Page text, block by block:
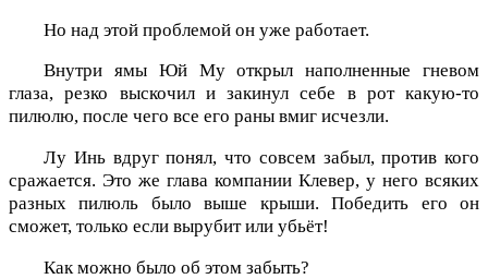
Но над этой проблемой он уже работает.
Внутри ямы Юй Му открыл наполненные гневом
глаза, резко выскочил и закинул себе в рот какую-то
пилюлю, после чего все его раны вмиг исчезли.
Лу Инь вдруг понял, что совсем забыл, против кого
сражается. Это же глава компании Клевер, у него всяких
разных пилюль было выше крыши. Победить его он
сможет, только если вырубит или убьёт!
Как можно было об этом забыть?